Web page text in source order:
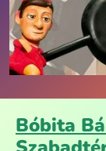
Bóbita